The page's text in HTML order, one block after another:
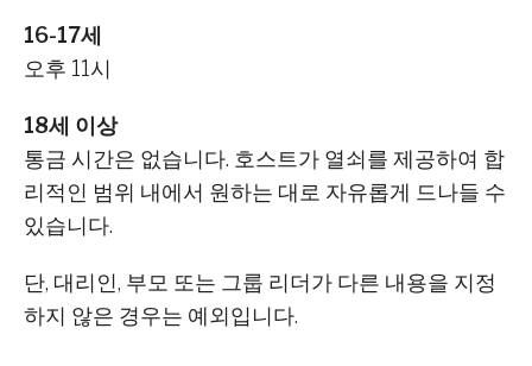
16-17세
오후 11시
18세 이상
통금 시간은 없습니다. 호스트가 열쇠를 제공하여 합
리적인 범위 내에서 원하는 대로 자유롭게 드나들 수
있습니다.
단, 대리인, 부모 또는 그룹 리더가 다른 내용을 지정
하지 않은 경우는 예외입니다.